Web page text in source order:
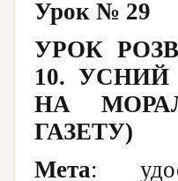
Урок № 29
УРОК
10.
НА
ГАЗЕТУ)
Мета: